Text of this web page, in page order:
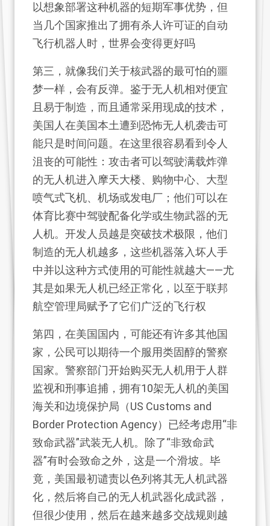
以想象部署这种机器的短期军事优势，但
当几个国家推出了拥有杀人许可证的自动
飞行机器人时，世界会变得更好吗
第三，就像我们关于核武器的最可怕的噩
梦一样，会有反弹。鉴于无人机相对便宜
且易于制造，而且通常采用现成的技术，
美国人在美国本土遭到恐怖无人机袭击可
能只是时间问题。在这里很容易看到令人
沮丧的可能性：攻击者可以驾驶满载炸弹
的无人机进入摩天大楼、购物中心、大型
喷气式飞机、机场或发电厂；他们可以在
体育比赛中驾驶配备化学或生物武器的无
人机。开发人员越是突破技术极限，他们
制造的无人机越多，这些机器落入坏人手
中并以这种方式使用的可能性就越大——尤
其是如果无人机已经正常化，以至于联邦
航空管理局赋予了它们广泛的飞行权
第四，在美国国内，可能还有许多其他国
家，公民可以期待一个服用类固醇的警察
国家。警察部门开始购买无人机用于人群
监视和刑事追捕，拥有10架无人机的美国
海关和边境保护局（US Customs and
Border Protection Agency）已经考虑用“非
致命武器”武装无人机。除了“非致命武
器”有时会致命之外，这是一个滑坡。毕
竟，美国最初谴责以色列将其无人机武器
化，然后将自己的无人机武器化成武器，
但很少使用，然后在越来越多交战规则越